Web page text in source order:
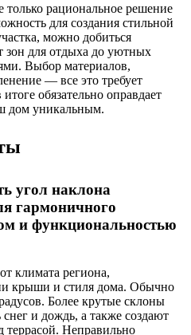
рациональное решение
для создания стильной
можно добиться
зон для отдыха до уютных
Выбор материалов,
— все это требует
обязательно оправдает
дом уникальным.
угол наклона
гармоничного
и функциональностью
климата региона,
крыши и стиля дома. Обычно
Более крутые склоны
и дождь, а также создают
террасой. Неправильно